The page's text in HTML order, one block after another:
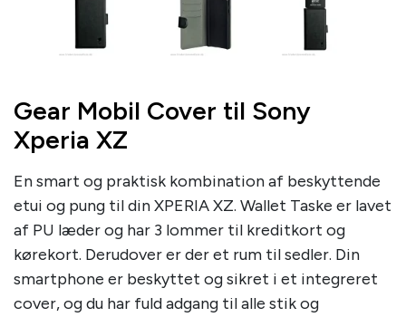
Gear Mobil Cover til Sony
Xperia XZ
En smart og praktisk kombination af beskyttende
etui og pung til din XPERIA XZ. Wallet Taske er lavet
af PU læder og har 3 lommer til kreditkort og
kørekort. Derudover er der et rum til sedler. Din
smartphone er beskyttet og sikret i et integreret
cover, og du har fuld adgang til alle stik og